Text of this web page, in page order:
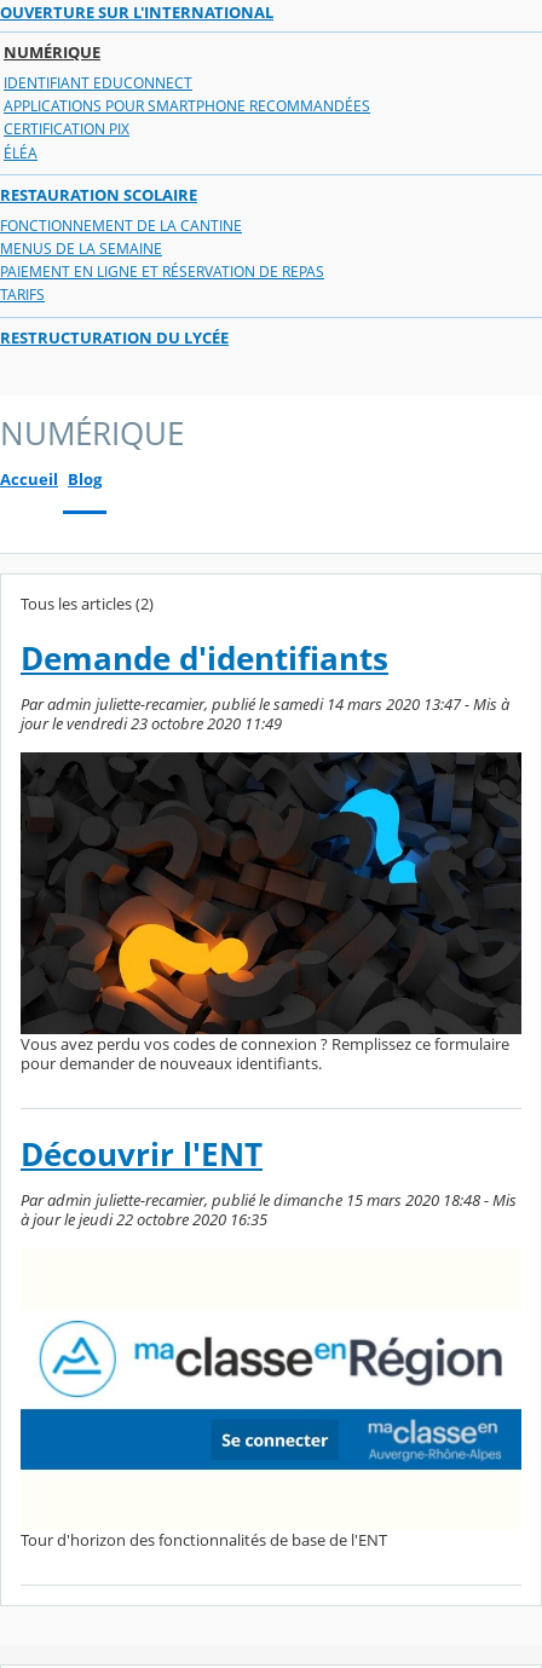
OUVERTURE SUR L'INTERNATIONAL
NUMÉRIQUE
IDENTIFIANT EDUCONNECT
APPLICATIONS POUR SMARTPHONE RECOMMANDÉES
CERTIFICATION PIX
ÉLÉA
RESTAURATION SCOLAIRE
FONCTIONNEMENT DE LA CANTINE
MENUS DE LA SEMAINE
PAIEMENT EN LIGNE ET RÉSERVATION DE REPAS
TARIFS
RESTRUCTURATION DU LYCÉE
NUMÉRIQUE
Accueil Blog
Tous les articles (2)
Demande d'identifiants
Par admin juliette-recamier, publié le samedi 14 mars 2020 13:47 - Mis à
jour le vendredi 23 octobre 2020 11:49
Vous avez perdu vos codes de connexion ? Remplissez ce formulaire
pour demander de nouveaux identifiants.
Découvrir l'ENT
Par admin juliette-recamier, publié le dimanche 15 mars 2020 18:48 - Mis
à jour le jeudi 22 octobre 2020 16:35
Tour d'horizon des fonctionnalités de base de l'ENT